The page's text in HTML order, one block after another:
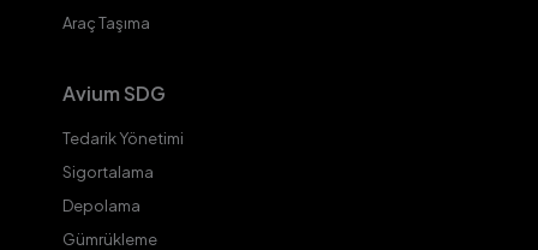
Araç Taşıma
Avium SDG
Tedarik Yönetimi
Sigortalama
Depolama
Gümrükleme